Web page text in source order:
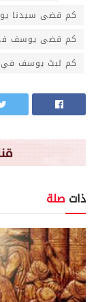
كم قضى سيدنا
كم قضى يوسف
كم لبث يوسف في
ذاتصلة